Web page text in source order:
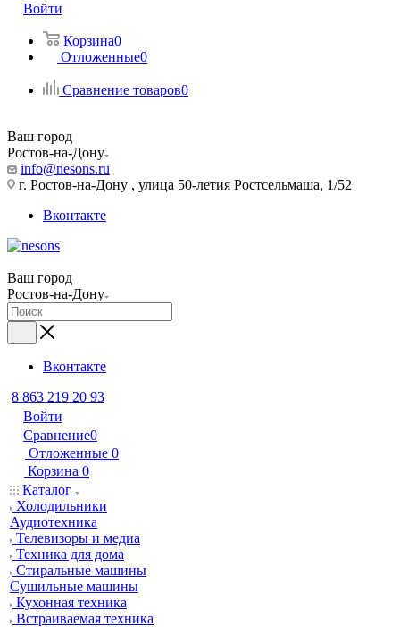
Войти
Корзина0
Отложенные0
Сравнение товаров0
Ваш город
Ростов-на-Дону
info@nesons.ru
г. Ростов-на-Дону , улица 50-летия Ростсельмаша, 1/52
Вконтакте
Ваш город
Ростов-на-Дону
Вконтакте
8 863 219 20 93
Войти
Сравнение0
Отложенные 0
Корзина 0
Каталог
Холодильники
Аудиотехника
Телевизоры и медиа
Техника для дома
Стиральные машины
Сушильные машины
Кухонная техника
Встраиваемая техника